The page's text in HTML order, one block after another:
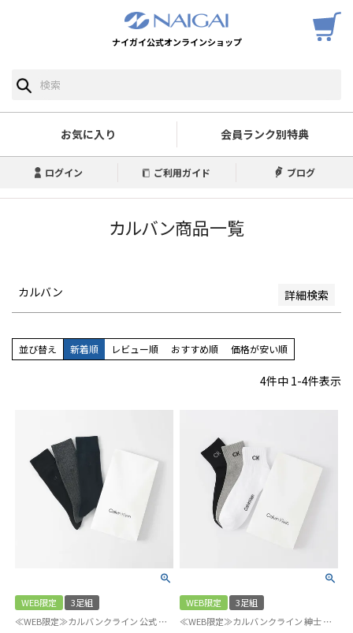
ナイガイ公式オンラインショップ
お気に入り 会員ランク別特典
ログイン ご利用ガイド ブログ
カルバン商品一覧
カルバン 詳細検索
並び順
新着順
価格が高い順
優先度順
キーワードヒット順
並び替え 新着順 レビュー順 おすすめ順 価格が安い順
4件中 1-4件表示
WEB限定
3足組
≪WEB限定≫カルバンクライン 公式 紳士 靴下
WEB限定
3足組
≪WEB限定≫カルバンクライン 紳士 靴下 3足組 カジュアル